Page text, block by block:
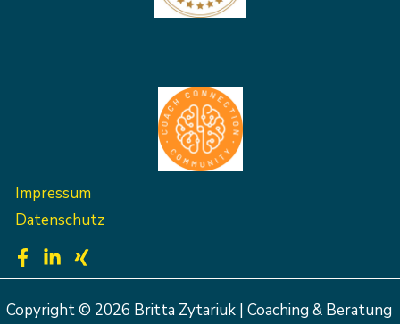
Impressum
Datenschutz
Copyright © 2026 Britta Zytariuk | Coaching & Beratung